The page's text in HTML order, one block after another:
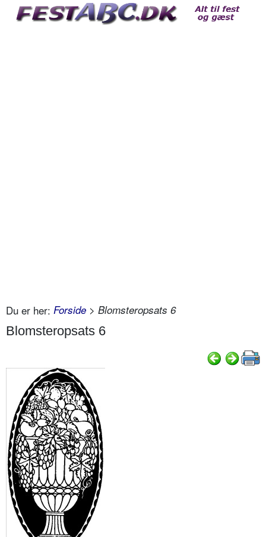
Du er her: Forside > Blomsteropsats 6
Blomsteropsats 6